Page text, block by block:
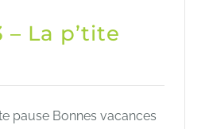
– La p’tite
pause Bonnes vacances